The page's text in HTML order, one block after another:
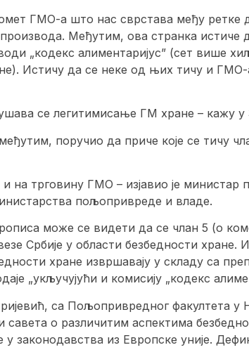
ГМО-а што нас сврстава међу ретке
Међутим, ова странка истиче
„кодекс алиментаријус” (сет више
Истичу да се неке од њих тичу и
се легитимисање ГМ хране – кажу у
поручио да приче које се тичу
на трговину ГМО – изјавио је
пољопривреде и владе.
може се видети да се члан 5 (о
Србије у области безбедности хране.
хране извршавају у складу са
„укључујући и комисију „кодекс
са Пољопривредног факултета у
савета о различитим аспектима
законодавства из Европске уније.